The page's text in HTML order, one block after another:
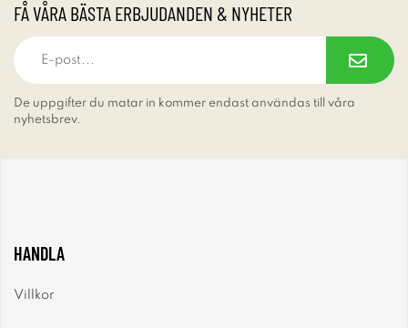
FÅ VÅRA BÄSTA ERBJUDANDEN & NYHETER
De uppgifter du matar in kommer endast användas till våra
nyhetsbrev.
HANDLA
Villkor